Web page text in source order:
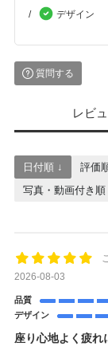
デザイン
質問する
レビ
日付順 ↓ 評価
写真・動画付き順
2026-08-03
品質
デザイン
座り心地よく疲れ